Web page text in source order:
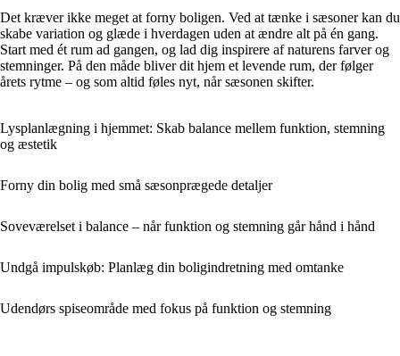
Det kræver ikke meget at forny boligen. Ved at tænke i sæsoner kan du
skabe variation og glæde i hverdagen uden at ændre alt på én gang.
Start med ét rum ad gangen, og lad dig inspirere af naturens farver og
stemninger. På den måde bliver dit hjem et levende rum, der følger
årets rytme – og som altid føles nyt, når sæsonen skifter.
Lysplanlægning i hjemmet: Skab balance mellem funktion, stemning
og æstetik
Forny din bolig med små sæsonprægede detaljer
Soveværelset i balance – når funktion og stemning går hånd i hånd
Undgå impulskøb: Planlæg din boligindretning med omtanke
Udendørs spiseområde med fokus på funktion og stemning